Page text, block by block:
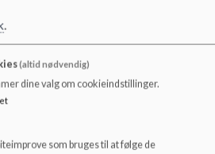
SFO, klub og hjem fokuserer vi
systematisk på at udvikle børnenes
hjælp af de pædagogiske materialer
anvendes i skole og fritid.
vi et fællesskab på tværs af
hinanden
mobning ikke accepteres
.
(altid nødvendig)
dine valg om cookieindstillinger.
som bruges til at følge de